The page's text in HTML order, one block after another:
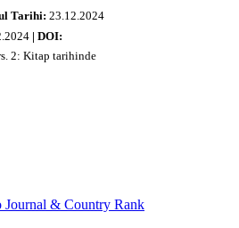
Tarihi: 23.12.2024
| DOI:
2: Kitap tarihinde